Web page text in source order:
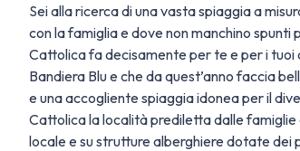
Sei alla ricerca di una vasta spiaggia a
con la famiglia e dove non manchino
Cattolica fa decisamente per te e per i tuoi
Bandiera Blu e che da quest’anno faccia
e una accogliente spiaggia idonea per il
Cattolica la località prediletta dalle
locale e su strutture alberghiere dotate dei